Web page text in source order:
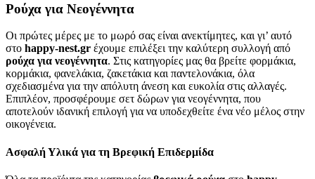
Ρούχα για Νεογέννητα
Οι πρώτες μέρες με το μωρό σας είναι ανεκτίμητες, και γι’ αυτό
στο happy-nest.gr έχουμε επιλέξει την καλύτερη συλλογή από
ρούχα για νεογέννητα. Στις κατηγορίες μας θα βρείτε φορμάκια,
κορμάκια, φανελάκια, ζακετάκια και παντελονάκια, όλα
σχεδιασμένα για την απόλυτη άνεση και ευκολία στις αλλαγές.
Επιπλέον, προσφέρουμε σετ δώρων για νεογέννητα, που
αποτελούν ιδανική επιλογή για να υποδεχθείτε ένα νέο μέλος στην
οικογένεια.
Ασφαλή Υλικά για τη Βρεφική Επιδερμίδα